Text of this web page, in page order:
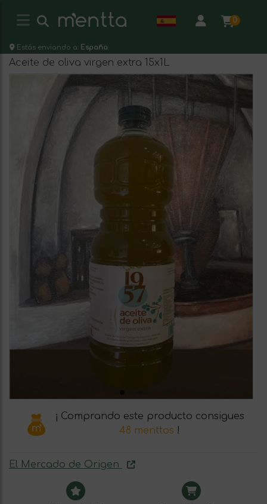
0
Estás enviando a: España
Aceite de oliva virgen extra 15x1L
¡ Comprando este producto consigues
48 menttos !
El Mercado de Origen